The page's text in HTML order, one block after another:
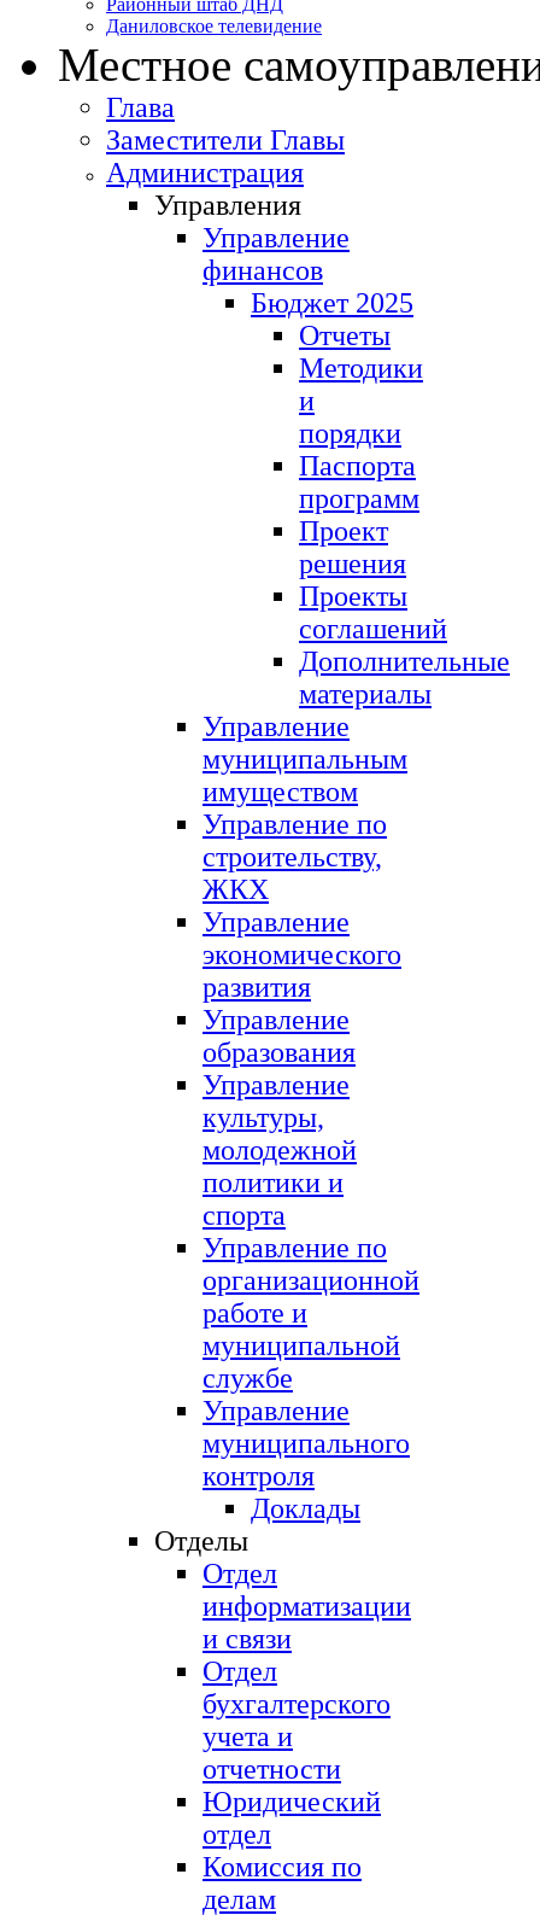
Даниловское телевидение
Местное
Глава
Заместители Главы
Администрация
Управления
Управление
финансов
Бюджет 2025
Отчеты
Методики
и
порядки
Паспорта
программ
Проект
решения
Проекты
соглашений
Дополнительные
материалы
Управление
муниципальным
имуществом
Управление по
строительству,
ЖКХ
Управление
экономического
развития
Управление
образования
Управление
культуры,
молодежной
политики и
спорта
Управление по
организационной
работе и
муниципальной
службе
Управление
муниципального
контроля
Доклады
Отделы
Отдел
информатизации
и связи
Отдел
бухгалтерского
учета и
отчетности
Юридический
отдел
Комиссия по
делам